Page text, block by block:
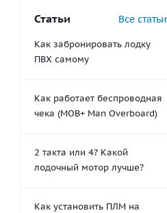
Статьи Все статьи
Как забронировать лодку
ПВХ самому
Как работает беспроводная
чека (MOB+ Man Overboard)
2 такта или 4? Какой
лодочный мотор лучше?
Как установить ПЛМ на